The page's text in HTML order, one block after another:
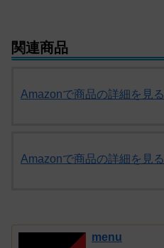
関連商品
Amazonで商品の詳細を見る
Amazonで商品の詳細を見る
menu